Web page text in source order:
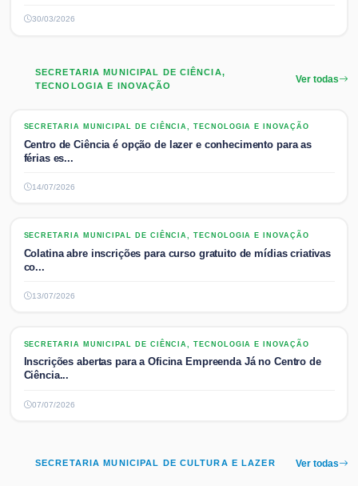
30/03/2026
SECRETARIA MUNICIPAL DE CIÊNCIA,
TECNOLOGIA E INOVAÇÃO
Ver todas
SECRETARIA MUNICIPAL DE CIÊNCIA, TECNOLOGIA E INOVAÇÃO
SECRETARIA MUNICIPAL DE CIÊNCIA, TECNOLOGIA E INOVAÇÃO
Centro de Ciência é opção de lazer e conhecimento para as
férias es...
14/07/2026
SECRETARIA MUNICIPAL DE CIÊNCIA, TECNOLOGIA E INOVAÇÃO
SECRETARIA MUNICIPAL DE CIÊNCIA, TECNOLOGIA E INOVAÇÃO
Colatina abre inscrições para curso gratuito de mídias criativas
co...
13/07/2026
SECRETARIA MUNICIPAL DE CIÊNCIA, TECNOLOGIA E INOVAÇÃO
SECRETARIA MUNICIPAL DE CIÊNCIA, TECNOLOGIA E INOVAÇÃO
Inscrições abertas para a Oficina Empreenda Já no Centro de
Ciência...
07/07/2026
SECRETARIA MUNICIPAL DE CULTURA E LAZER Ver todas